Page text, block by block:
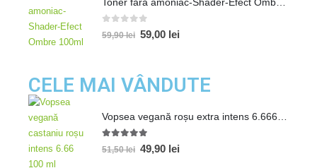
out of 5
59,90lei 59,00 lei
CELE MAI VÂNDUTE
out of 5
51,50lei 49,90 lei